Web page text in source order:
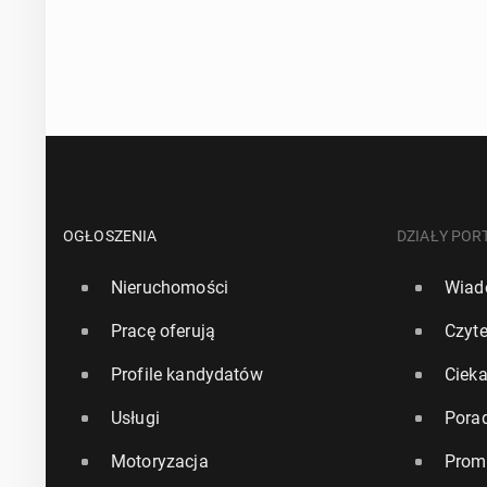
OGŁOSZENIA
Nieruchomości
Pracę oferują
Profile kandydatów
Usługi
Motoryzacja
DZIAŁY